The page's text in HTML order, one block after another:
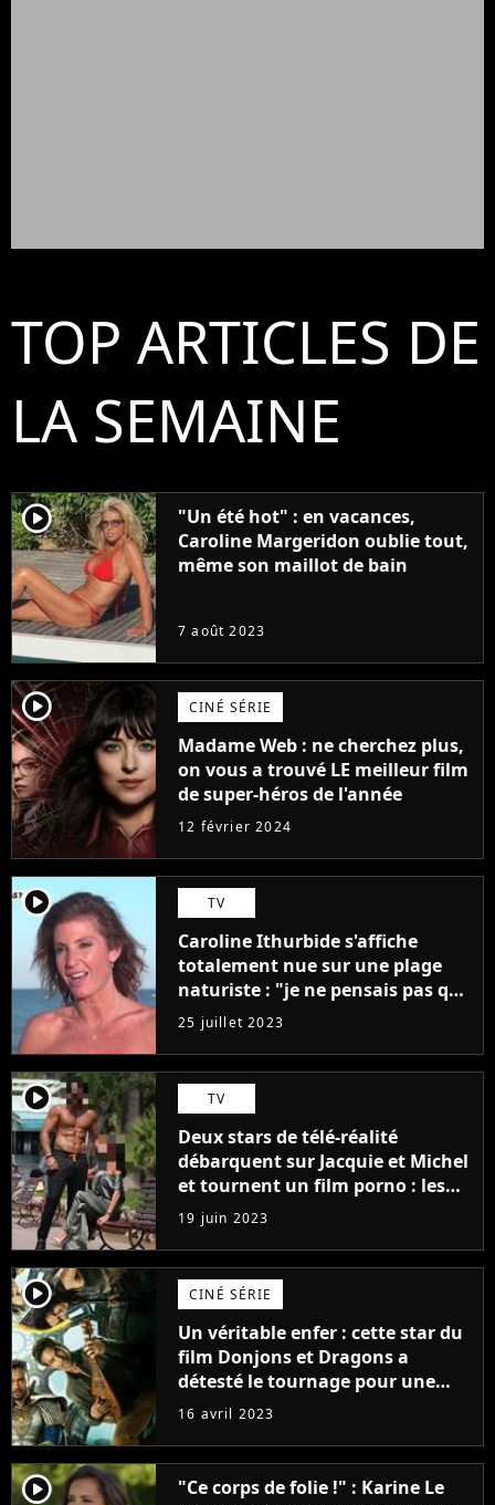
TOP ARTICLES DE
LA SEMAINE
player2
"Un été hot" : en vacances,
Caroline Margeridon oublie tout,
même son maillot de bain
7 août 2023
player2 CINÉ SÉRIE
Madame Web : ne cherchez plus,
on vous a trouvé LE meilleur film
de super-héros de l'année
12 février 2024
player2 TV
Caroline Ithurbide s'affiche
totalement nue sur une plage
naturiste : "je ne pensais pas que
j'arriverais à le faire..."
25 juillet 2023
player2 TV
Deux stars de télé-réalité
débarquent sur Jacquie et Michel
et tournent un film porno : les
premières images du tournage
(exclu)
19 juin 2023
player2 CINÉ SÉRIE
Un véritable enfer : cette star du
film Donjons et Dragons a
détesté le tournage pour une
raison très spéciale
16 avril 2023
player2
"Ce corps de folie !" : Karine Le